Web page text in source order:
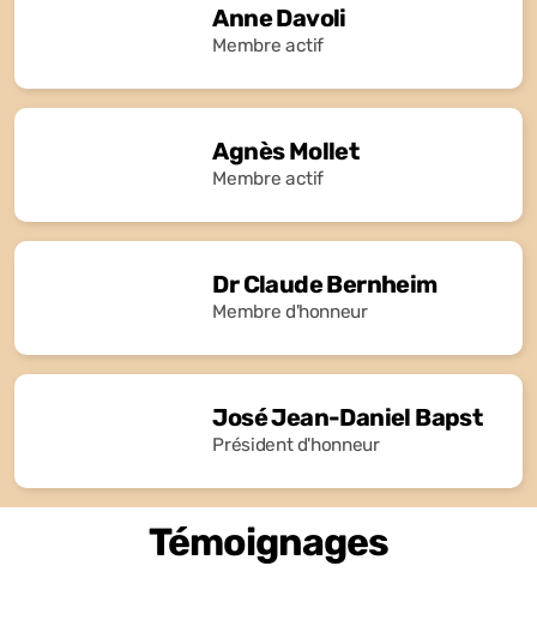
Anne Davoli
Membre actif
Agnès Mollet
Membre actif
Dr Claude Bernheim
Membre d'honneur
José Jean-Daniel Bapst
Président d'honneur
Témoignages